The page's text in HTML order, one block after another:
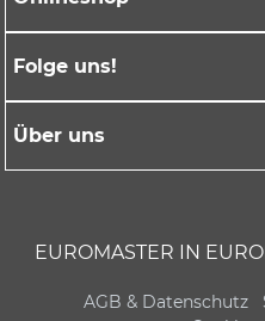
Folge uns!
Über uns
EUROMASTER IN
AGB & Datenschutz